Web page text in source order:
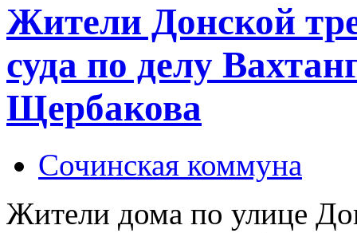
Жители Донской
суда по делу
Щербакова
Сочинская коммуна
Жители дома по улице